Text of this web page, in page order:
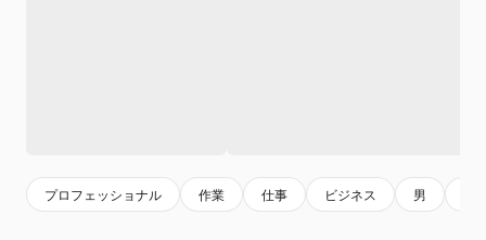
プロフェッショナル 作業 仕事 ビジネス 男